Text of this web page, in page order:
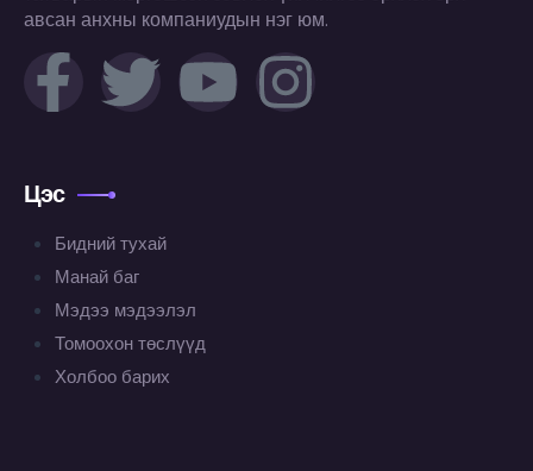
авсан анхны компаниудын нэг юм.
Цэс
Бидний тухай
Манай баг
Мэдээ мэдээлэл
Томоохон төслүүд
Холбоо барих